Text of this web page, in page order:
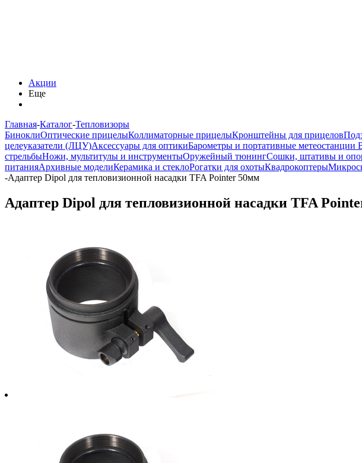
Акции
Еще
Главная-Каталог-Тепловизоры
БиноклиОптические прицелыКоллиматорные прицелыКронштейны для прицелов
целеуказатели (ЛЦУ)Аксессуары для оптикиБарометры и портативные метеостанции
стрельбыНожи, мультитулы и инструментыОружейный тюнингСошки, штативы и
питанияАрхивные моделиКерамика и стеклоРогатки для охотыКвадрокоптеры
-Адаптер Dipol для тепловизионной насадки TFA Pointer 50мм
Адаптер Dipol для тепловизионной насадки TFA